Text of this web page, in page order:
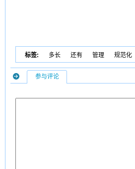
标签: 多长 还有 管理 规范化
参与评论